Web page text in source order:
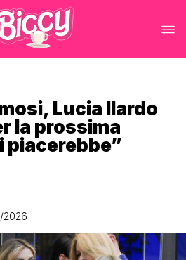
Lucia Ilardo
la prossima
piacerebbe”
2026